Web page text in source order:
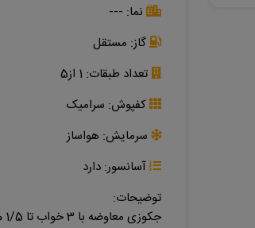
نما: ---
گاز: مستقل
تعداد طبقات: 1 از5
کفپوش: سرامیک
سرمایش: هواساز
آسانسور: دارد
توضیحات:
جکوزی معاوضه با 3 خواب تا 1/5 م سر میدهند منطقه 11